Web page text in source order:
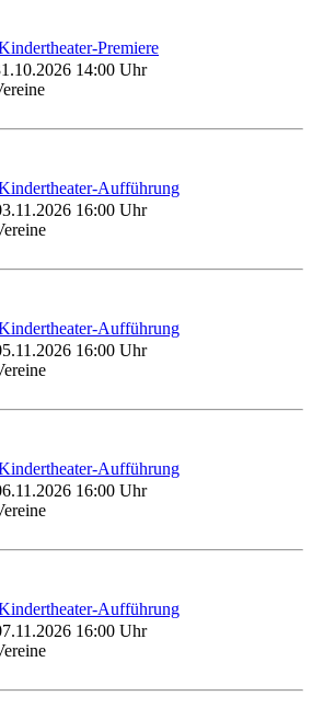
Premiere
14:00 Uhr
Aufführung
16:00 Uhr
Aufführung
16:00 Uhr
Aufführung
16:00 Uhr
Aufführung
16:00 Uhr